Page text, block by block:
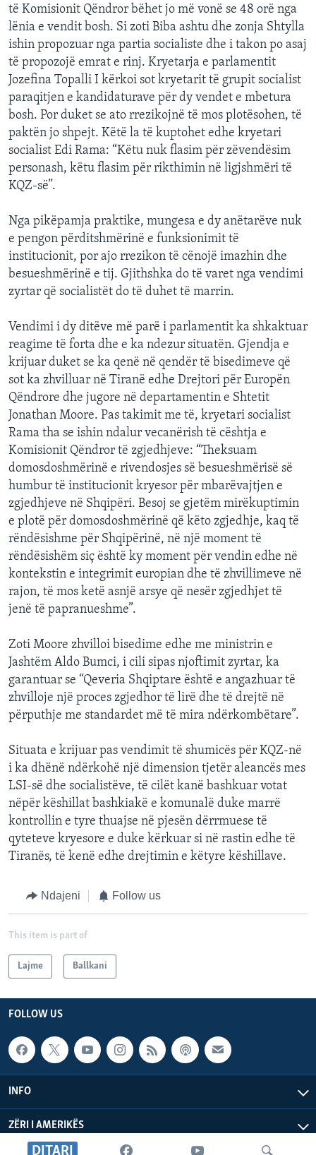
DITARI
të Komisionit Qëndror bëhet jo më vonë se 48 orë nga
lënia e vendit bosh. Si zoti Biba ashtu dhe zonja Shtylla
ishin propozuar nga partia socialiste dhe i takon po asaj
të propozojë emrat e rinj. Kryetarja e parlamentit
Jozefina Topalli I kërkoi sot kryetarit të grupit socialist
paraqitjen e kandidaturave për dy vendet e mbetura
bosh. Por duket se ato rrezikojnë të mos plotësohen, të
paktën jo shpejt. Këtë la të kuptohet edhe kryetari
socialist Edi Rama: “Këtu nuk flasim për zëvendësim
personash, këtu flasim për rikthimin në ligjshmëri të
KQZ-së”.
Nga pikëpamja praktike, mungesa e dy anëtarëve nuk
e pengon përditshmërinë e funksionimit të
institucionit, por ajo rrezikon të cënojë imazhin dhe
besueshmërinë e tij. Gjithshka do të varet nga vendimi
zyrtar që socialistët do të duhet të marrin.
Vendimi i dy ditëve më parë i parlamentit ka shkaktuar
reagime të forta dhe e ka ndezur situatën. Gjendja e
krijuar duket se ka qenë në qendër të bisedimeve që
sot ka zhvilluar në Tiranë edhe Drejtori për Europën
Qëndrore dhe jugore në departamentin e Shtetit
Jonathan Moore. Pas takimit me të, kryetari socialist
Rama tha se ishin ndalur vecanërish të cështja e
Komisionit Qëndror të zgjedhjeve: “Theksuam
domosdoshmërinë e rivendosjes së besueshmërisë së
humbur të institucionit kryesor për mbarëvajtjen e
zgjedhjeve në Shqipëri. Besoj se gjetëm mirëkuptimin
e plotë për domosdoshmërinë që këto zgjedhje, kaq të
rëndësishme për Shqipërinë, në një moment të
rëndësishëm siç është ky moment për vendin edhe në
kontekstin e integrimit europian dhe të zhvillimeve në
rajon, të mos ketë asnjë arsye që nesër zgjedhjet të
jenë të papranueshme”.
Zoti Moore zhvilloi bisedime edhe me ministrin e
Jashtëm Aldo Bumci, i cili sipas njoftimit zyrtar, ka
garantuar se “Qeveria Shqiptare është e angazhuar të
zhvilloje një proces zgjedhor të lirë dhe të drejtë në
përputhje me standardet më të mira ndërkombëtare”.
Situata e krijuar pas vendimit të shumicës për KQZ-në
i ka dhënë ndërkohë një dimension tjetër aleancës mes
LSI-së dhe socialistëve, të cilët kanë bashkuar votat
nëpër këshillat bashkiakë e komunalë duke marrë
kontrollin e tyre thuajse në pjesën dërrmuese të
qyteteve kryesore e duke kërkuar si në rastin edhe të
Tiranës, të kenë edhe drejtimin e këtyre këshillave.
Ndajeni Follow us
This item is part of
Lajme Ballkani
FOLLOW US
INFO
ZËRI I AMERIKËS